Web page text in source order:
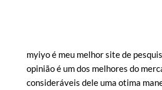
myiyo é meu melhor site de
opinião é um dos melhores do
consideráveis dele uma otima